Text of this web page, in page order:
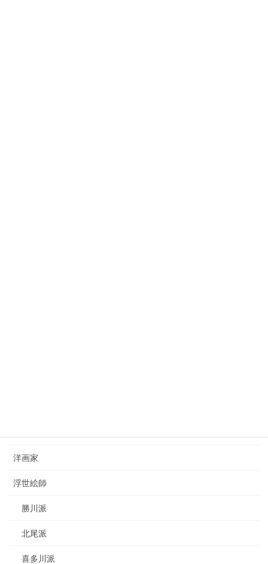
洋画家
浮世絵師
勝川派
北尾派
喜多川派